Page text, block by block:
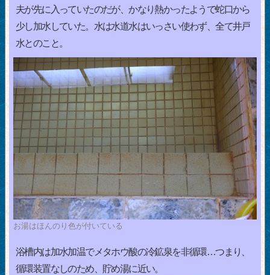
夫が先に入っていたのだが、かなり熱かったようで蛇口から
少し加水していた。水は水道水はいっさい使わず、全て井戸
水とのこと。
お湯はほんのり色が付いている
浴槽内は加水加温でメタホウ酸の冷鉱泉を非循環…つまり、
循環装置なしのため、貯め湯に近い。